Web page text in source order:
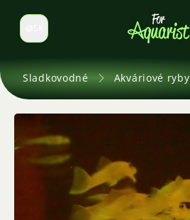
Prepnúť jazyk
Sladkovodné Akváriové ryby